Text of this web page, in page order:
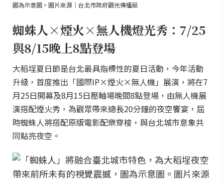
圖為示意圖。圖片來源｜台北市政府觀光傳播局
蜘蛛人×煙火×無人機燈光秀：7/25
與8/15晚上8點登場
大稻埕夏日節是台北最具指標性的夏日活動，今年活動
升級，首度推出「國際IP×煙火×無人機」展演，將在7
月25日開幕及8月15日壓軸場晚間8點登場，由無人機展
演搭配煙火秀，為觀眾帶來總長20分鐘的夜空饗宴，屆
時蜘蛛人將搭配原版電影配樂穿梭，與台北城市意象共
同點亮夜空。